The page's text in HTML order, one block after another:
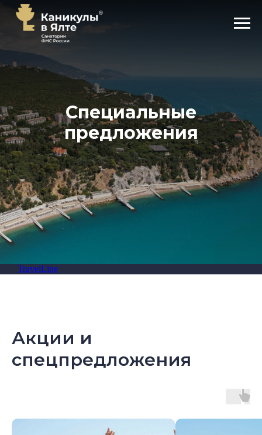
Специальные
предложения
TravelLine
Акции и
спецпредложения